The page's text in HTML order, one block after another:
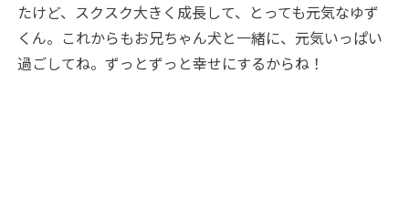
たけど、スクスク大きく成長して、とっても元気なゆず
くん。これからもお兄ちゃん犬と一緒に、元気いっぱい
過ごしてね。ずっとずっと幸せにするからね！